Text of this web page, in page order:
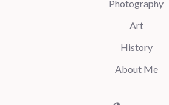
Photography
Art
History
About Me